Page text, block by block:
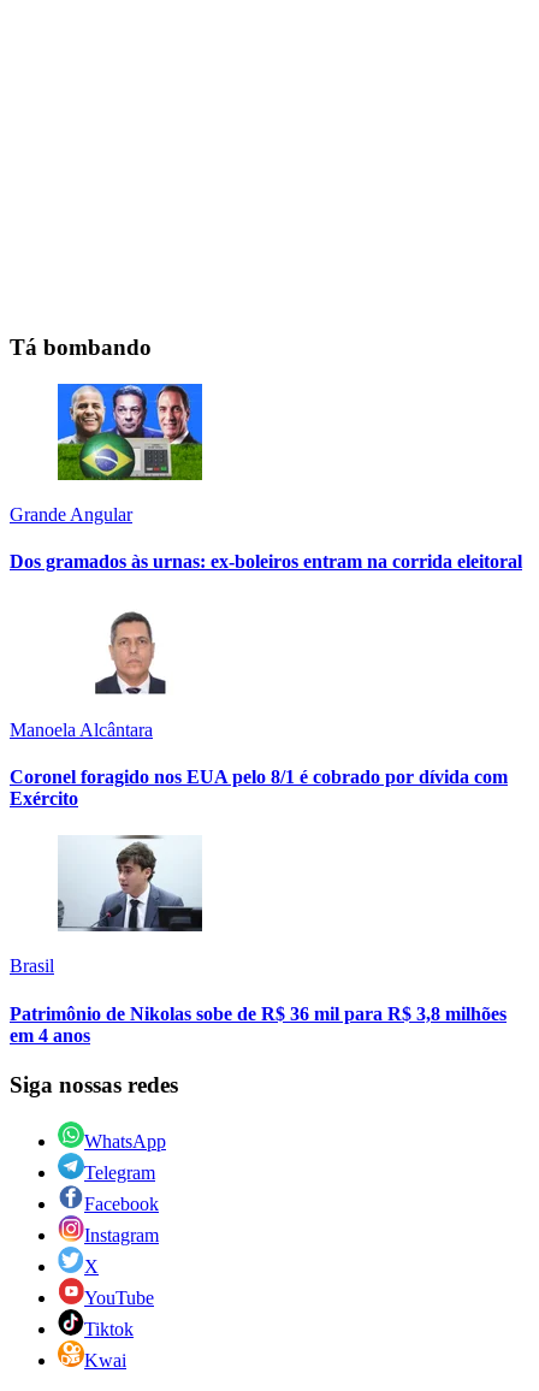
Tá bombando
Grande Angular
Dos gramados às urnas: ex-boleiros entram na corrida eleitoral
Manoela Alcântara
Coronel foragido nos EUA pelo 8/1 é cobrado por dívida com
Exército
Brasil
Patrimônio de Nikolas sobe de R$ 36 mil para R$ 3,8 milhões
em 4 anos
Siga nossas redes
WhatsApp
Telegram
Facebook
Instagram
X
YouTube
Tiktok
Kwai